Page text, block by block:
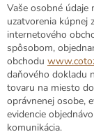
Vaše osobné údaje
uzatvorenia kúpnej
internetového
spôsobom,
obchodu
daňového dokladu
tovaru na miesto
oprávnenej osobe,
evidencie
komunikácia.